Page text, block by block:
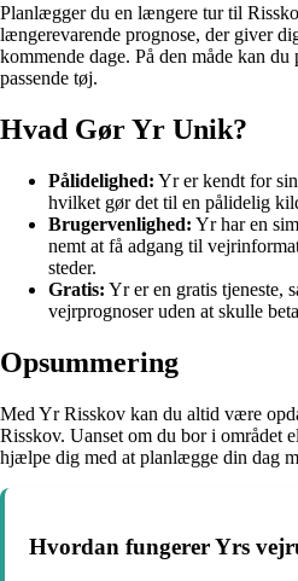
Planlægger du en længere tur til
længerevarende prognose, der giver
kommende dage. På den måde kan
passende tøj.
Hvad Gør Yr Unik?
Pålidelighed: Yr er kendt for
hvilket gør det til en pålidelig
Brugervenlighed: Yr har en
nemt at få adgang til
steder.
Gratis: Yr er en gratis tjeneste,
vejrprognoser uden at skulle
Opsummering
Med Yr Risskov kan du altid være
Risskov. Uanset om du bor i området
hjælpe dig med at planlægge din dag
Hvordan fungerer Yrs